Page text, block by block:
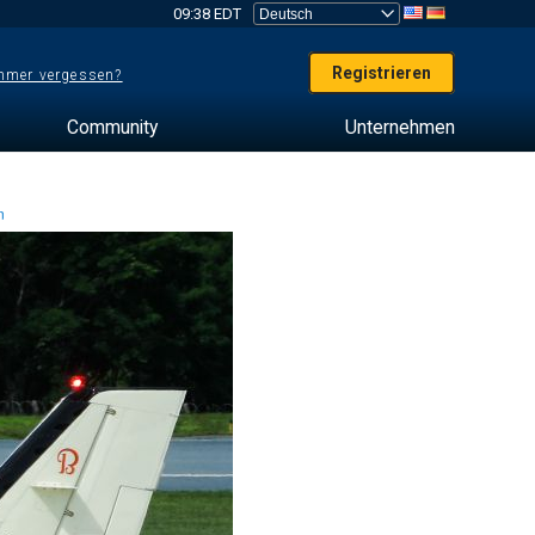
09:38 EDT
vergessen? Registrieren
Community Unternehmen